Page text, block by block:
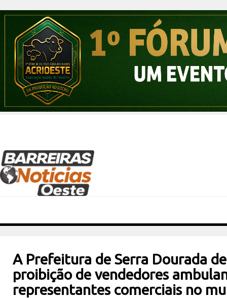
A Prefeitura de Serra Dourada
proibição de vendedores
representantes comerciais no